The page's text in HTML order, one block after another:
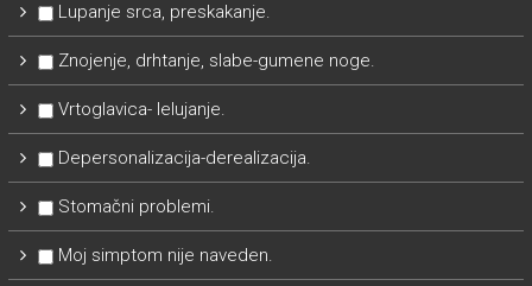
Lupanje srca, preskakanje.
Znojenje, drhtanje, slabe-gumene noge.
Vrtoglavica- lelujanje.
Depersonalizacija-derealizacija.
Stomačni problemi.
Moj simptom nije naveden.